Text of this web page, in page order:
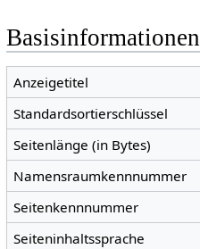
Basisinformationen
Anzeigetitel
Standardsortierschlüssel
Seitenlänge (in Bytes)
Namensraumkennnummer
Seitenkennnummer
Seiteninhaltssprache